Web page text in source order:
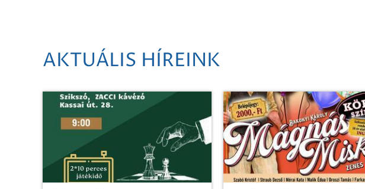
AKTUÁLIS HÍREINK